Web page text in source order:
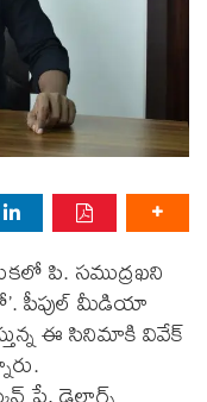
పి. సముద్రఖని
పీపుల్ మీడియా
ఈ సినిమాకి వివేక్